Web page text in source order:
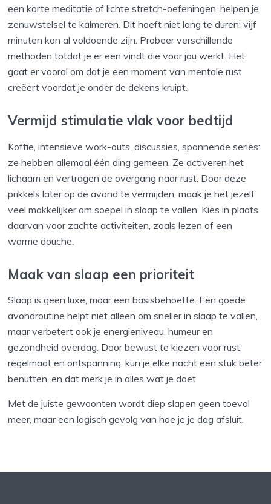
een korte meditatie of lichte stretch-oefeningen, helpen je
zenuwstelsel te kalmeren. Dit hoeft niet lang te duren; vijf
minuten kan al voldoende zijn. Probeer verschillende
methoden totdat je er een vindt die voor jou werkt. Het
gaat er vooral om dat je een moment van mentale rust
creëert voordat je onder de dekens kruipt.
Vermijd stimulatie vlak voor bedtijd
Koffie, intensieve work-outs, discussies, spannende series:
ze hebben allemaal één ding gemeen. Ze activeren het
lichaam en vertragen de overgang naar rust. Door deze
prikkels later op de avond te vermijden, maak je het jezelf
veel makkelijker om soepel in slaap te vallen. Kies in plaats
daarvan voor zachte activiteiten, zoals lezen of een
warme douche.
Maak van slaap een prioriteit
Slaap is geen luxe, maar een basisbehoefte. Een goede
avondroutine helpt niet alleen om sneller in slaap te vallen,
maar verbetert ook je energieniveau, humeur en
gezondheid overdag. Door bewust te kiezen voor rust,
regelmaat en ontspanning, kun je elke nacht een stuk beter
benutten, en dat merk je in alles wat je doet.
Met de juiste gewoonten wordt diep slapen geen toeval
meer, maar een logisch gevolg van hoe je je dag afsluit.